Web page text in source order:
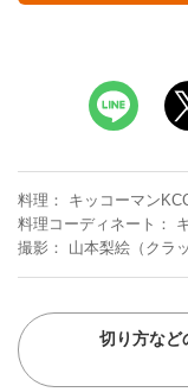
料理
キッコーマン
料理コーディネート
撮影
山本梨絵（クラ
切り方など